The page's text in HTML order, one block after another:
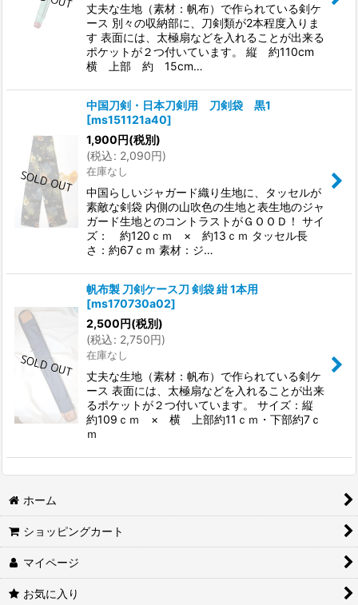
丈夫な生地（素材：帆布）で作られている剣ケ
ース 別々の収納部に、刀剣類が2本程度入りま
す 表面には、太極扇などを入れることが出来る
ポケットが２つ付いています。 縦 約110cm
横 上部 約 15cm…
中国刀剣・日本刀剣用 刀剣袋 黒1
[ms151121a40]
1,900円(税別)
(税込: 2,090円)
在庫なし
中国らしいジャガード織り生地に、タッセルが
素敵な剣袋 内側の山吹色の生地と表生地のジャ
ガード生地とのコントラストがＧＯＯＤ！ サイ
ズ： 約120ｃｍ × 約13ｃｍ タッセル長
さ：約67ｃｍ 素材：ジ…
帆布製 刀剣ケース刀 剣袋 紺 1本用
[ms170730a02]
2,500円(税別)
(税込: 2,750円)
在庫なし
丈夫な生地（素材：帆布）で作られている剣ケ
ース 表面には、太極扇などを入れることが出来
るポケットが２つ付いています。 サイズ：縦
約109ｃｍ × 横 上部約11ｃｍ・下部約7ｃ
ｍ
ホーム
ショッピングカート
マイページ
お気に入り